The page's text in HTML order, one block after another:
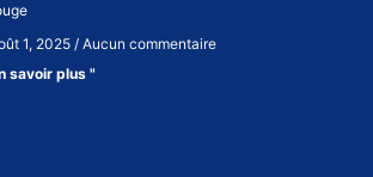
1, 2025
Aucun commentaire
savoir plus "